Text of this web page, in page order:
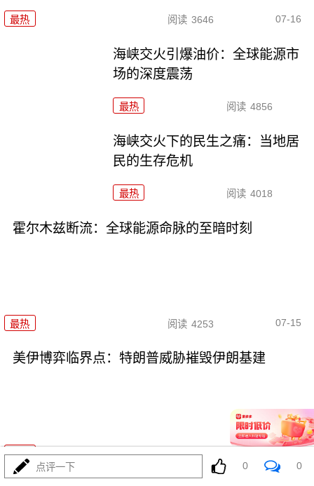
最热 阅读 3646 07-16
海峡交火引爆油价：全球能源市
场的深度震荡
最热 阅读 4856
海峡交火下的民生之痛：当地居
民的生存危机
最热 阅读 4018
霍尔木兹断流：全球能源命脉的至暗时刻
最热 阅读 4253 07-15
美伊博弈临界点：特朗普威胁摧毁伊朗基建
最热 阅读 4045
点评一下 0 0